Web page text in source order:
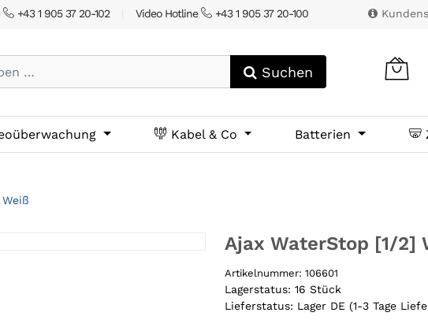
+43 1 905 37 20-102 Video Hotline +43 1 905 37 20-100
Suchen
Kabel & Co Batterien
Ajax WaterStop [1/2]
Artikelnummer: 106601
Lagerstatus: 16 Stück
Lieferstatus: Lager DE (1-3 Tage